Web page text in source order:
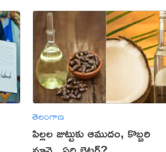
తెలంగాణ
పిల్లల జుట్టుకు ఆముదం, కొబ్బరి